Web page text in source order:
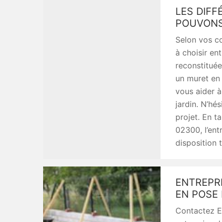
LES
Selon vos
à choisir
un muret
vous aider
jardin.
projet. En
02300,
disposition
EN
Contactez